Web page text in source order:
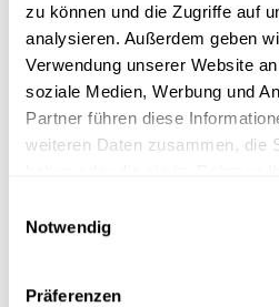
zu können und die Zugriffe auf
analysieren. Außerdem geben
Verwendung unserer Website
soziale Medien, Werbung und
Partner führen diese
weiteren Daten zusammen, die
Notwendig
Präferenzen
KONTAKTDATEN